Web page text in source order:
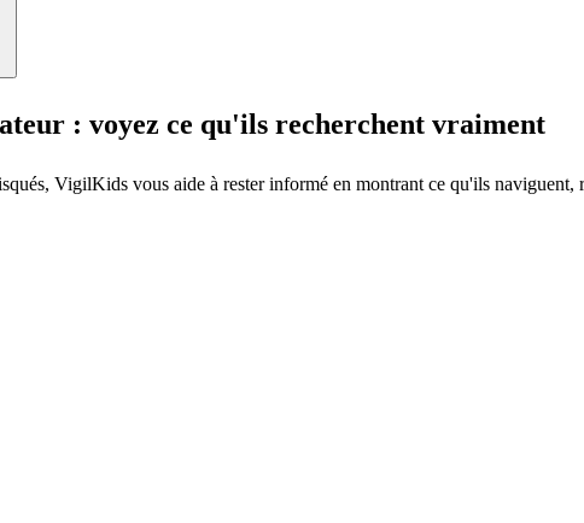
: voyez ce qu'ils recherchent vraiment
VigilKids vous aide à rester informé en montrant ce qu'ils